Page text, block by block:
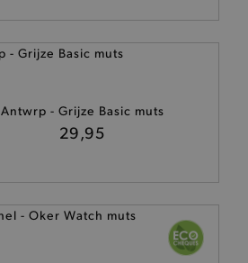
Antwrp - Grijze Basic muts
29,95